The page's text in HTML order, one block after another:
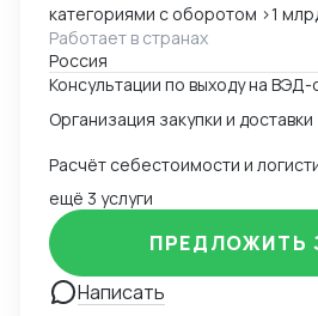
категориями с оборотом >1
понимание коммерческой
Ключевые компетенции: —
цикла ВЭД «под ключ»: от
доставки на склад клиента —
поставщиками: переговоры,
оплата — Таможенное
сертификации, подготовка
Международная логистика:
маршрутов, мониторинг цен —
себестоимости и контроль
— Опыт поставок в условиях
Работает в странах
Россия
Консультации по выходу на
ещё 3 услуги
Написать
ПРЕДЛОЖИТЬ